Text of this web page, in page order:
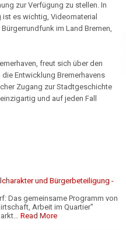
zur Verfügung zu stellen. In
es wichtig, Videomaterial
im Land Bremen,
freut sich über den
Entwicklung Bremerhavens
Zugang zur Stadtgeschichte
und auf jeden Fall
und Bürgerbeteiligung -
Das gemeinsame Programm von
Arbeit im Quartier"
Read More